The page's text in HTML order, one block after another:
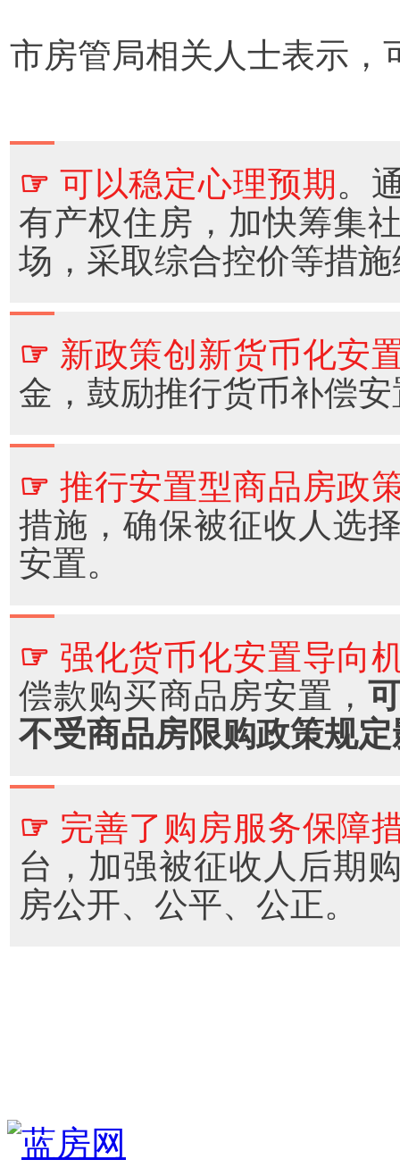
市房管局相关人士表示，
☞ 可以稳定心理预期。
有产权住房，加快筹集
场，采取综合控价等措
☞ 新政策创新货币化安
金，鼓励推行货币补偿
☞ 推行安置型商品房政
措施，确保被征收人选
安置。
☞ 强化货币化安置导向
偿款购买商品房安置，
不受商品房限购政策规
☞ 完善了购房服务保障
台，加强被征收人后期
房公开、公平、公正。